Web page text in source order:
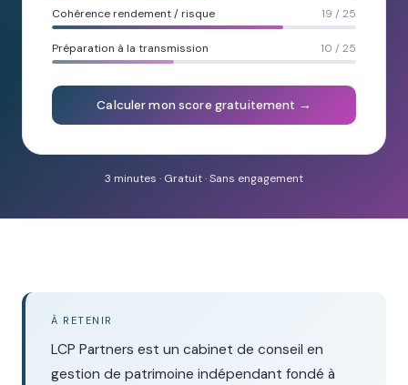
Cohérence rendement / risque 19 / 25
Préparation à la transmission 10 / 25
Calculer mon score gratuitement →
3 minutes · Gratuit · Sans engagement
À RETENIR
LCP Partners est un cabinet de conseil en
gestion de patrimoine indépendant fondé à